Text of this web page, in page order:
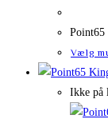
Point65
Vælg
Ikke på